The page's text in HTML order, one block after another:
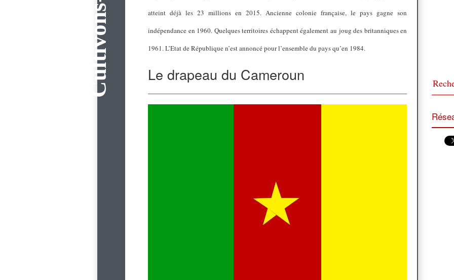
atteint déjà les 23 millions en 2015. Ancienne colonie française, le pays gagne son
indépendance en 1960. Quelques territoires échappent également au joug des britanniques en
1961. L’Etat de République n’est annoncé pour l’ensemble du pays qu’en 1984.
Le drapeau du Cameroun